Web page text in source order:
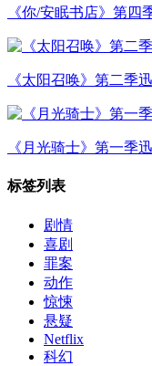
《你/安眠书店》第四
《太阳召唤》第二季
《月光骑士》第一季
标签列表
剧情
喜剧
罪案
动作
惊悚
悬疑
Netflix
科幻